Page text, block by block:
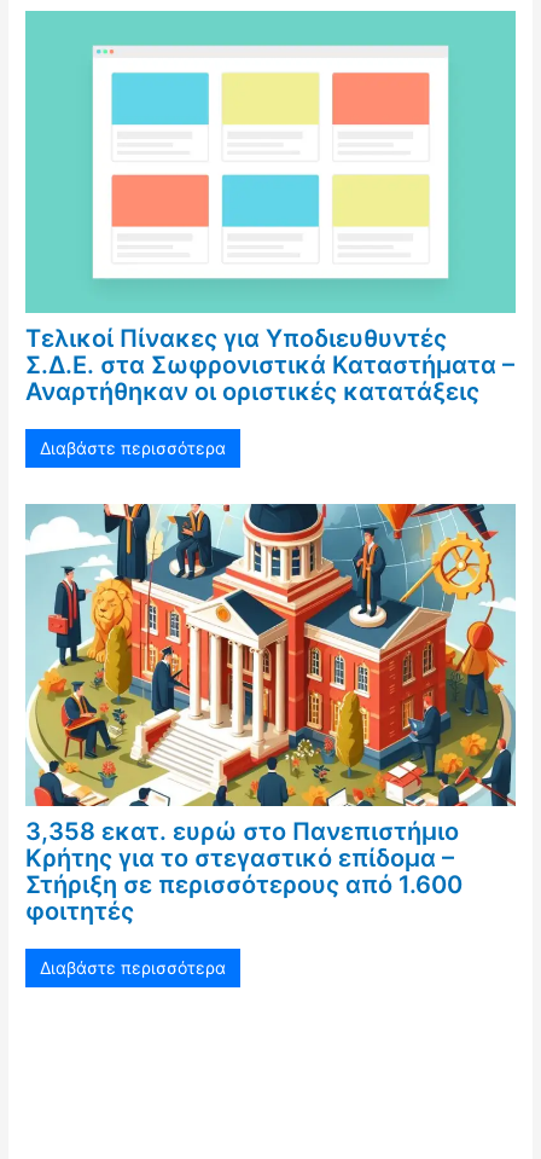
Τελικοί Πίνακες για Υποδιευθυντές
Σ.Δ.Ε. στα Σωφρονιστικά Καταστήματα –
Αναρτήθηκαν οι οριστικές κατατάξεις
Διαβάστε περισσότερα
3,358 εκατ. ευρώ στο Πανεπιστήμιο
Κρήτης για το στεγαστικό επίδομα –
Στήριξη σε περισσότερους από 1.600
φοιτητές
Διαβάστε περισσότερα